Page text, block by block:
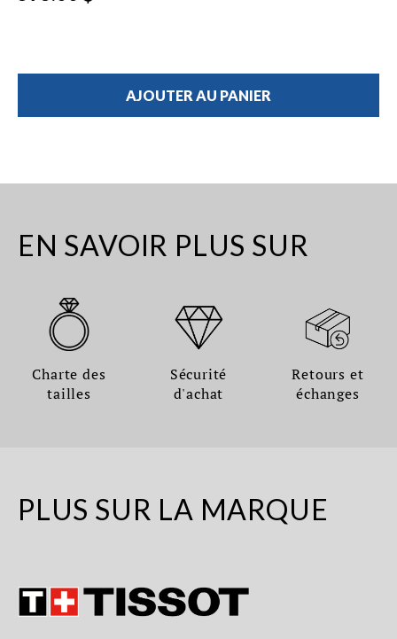
AJOUTER AU PANIER
EN SAVOIR PLUS SUR
Charte des
tailles
Sécurité
d'achat
Retours et
échanges
PLUS SUR LA MARQUE